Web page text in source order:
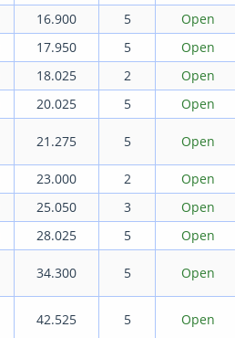
16.900 5
Open
17.950 5
Open
18.025 2
Open
20.025 5 Open
21.275 5 Open
23.000 2
Open
25.050 3
Open
28.025 5 Open
34.300 5 Open
42.525 5 Open